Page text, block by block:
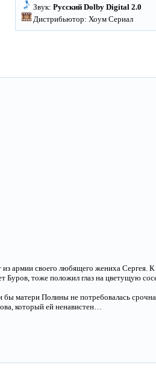
Звук: Русский Dolby Digital 2.0
Дистрибьютор: Хоум Сериал
из армии своего любящего жениха
Буров, тоже положил глаз на цветущую
бы матери Полины не потребовалась
который ей ненавистен…